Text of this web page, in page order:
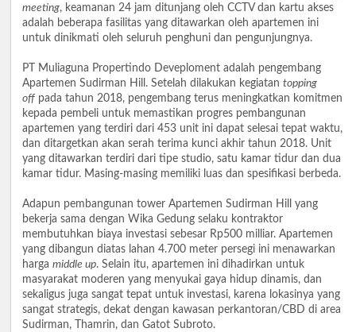
meeting, keamanan 24 jam ditunjang oleh CCTV dan kartu akses
adalah beberapa fasilitas yang ditawarkan oleh apartemen ini
untuk dinikmati oleh seluruh penghuni dan pengunjungnya.
PT Muliaguna Propertindo Deveploment adalah pengembang
Apartemen Sudirman Hill. Setelah dilakukan kegiatan topping
off pada tahun 2018, pengembang terus meningkatkan komitmen
kepada pembeli untuk memastikan progres pembangunan
apartemen yang terdiri dari 453 unit ini dapat selesai tepat waktu,
dan ditargetkan akan serah terima kunci akhir tahun 2018. Unit
yang ditawarkan terdiri dari tipe studio, satu kamar tidur dan dua
kamar tidur. Masing-masing memiliki luas dan spesifikasi berbeda.
Adapun pembangunan tower Apartemen Sudirman Hill yang
bekerja sama dengan Wika Gedung selaku kontraktor
membutuhkan biaya investasi sebesar Rp500 milliar. Apartemen
yang dibangun diatas lahan 4.700 meter persegi ini menawarkan
harga middle up. Selain itu, apartemen ini dihadirkan untuk
masyarakat moderen yang menyukai gaya hidup dinamis, dan
sekaligus juga sangat tepat untuk investasi, karena lokasinya yang
sangat strategis, dekat dengan kawasan perkantoran/CBD di area
Sudirman, Thamrin, dan Gatot Subroto.